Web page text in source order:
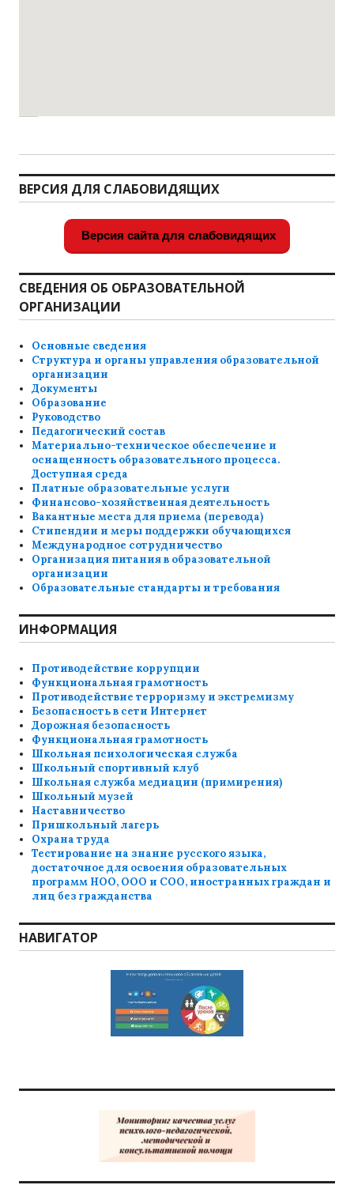
ВЕРСИЯ ДЛЯ СЛАБОВИДЯЩИХ
Версия сайта для слабовидящих
СВЕДЕНИЯ ОБ ОБРАЗОВАТЕЛЬНОЙ
ОРГАНИЗАЦИИ
Основные сведения
Структура и органы управления образовательной
организации
Документы
Образование
Руководство
Педагогический состав
Материально-техническое обеспечение и
оснащенность образовательного процесса.
Доступная среда
Платные образовательные услуги
Финансово-хозяйственная деятельность
Вакантные места для приема (перевода)
Стипендии и меры поддержки обучающихся
Международное сотрудничество
Организация питания в образовательной
организации
Образовательные стандарты и требования
ИНФОРМАЦИЯ
Противодействие коррупции
Функциональная грамотность
Противодействие терроризму и экстремизму
Безопасность в сети Интернет
Дорожная безопасность
Функциональная грамотность
Школьная психологическая служба
Школьный спортивный клуб
Школьная служба медиации (примирения)
Школьный музей
Наставничество
Пришкольный лагерь
Охрана труда
Тестирование на знание русского языка,
достаточное для освоения образовательных
программ НОО, ООО и СОО, иностранных граждан и
лиц без гражданства
НАВИГАТОР